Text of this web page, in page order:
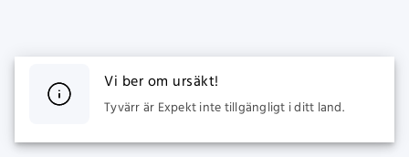
Vi ber om ursäkt!
Tyvärr är Expekt inte tillgängligt i ditt land.